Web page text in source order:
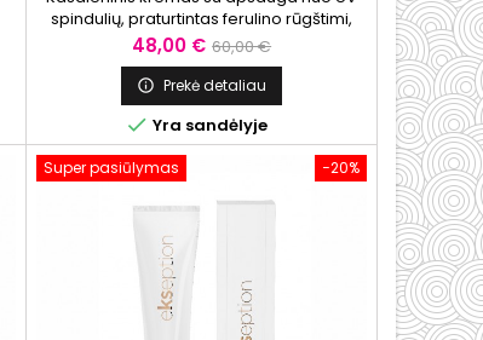
spindulių, praturtintas ferulino rūgštimi,
vitaminu E ir Helioguard 365. Kremo
formulė "vanduo aliejuje" sukuria ilgai
išliekančią, orui pralaidžią ir atsparią
prakaitavimui plėvelę, kuri padeda
kondicionuoti odą ir tinka kaip pagrindas
dekoratyvinei kosmetikai. Šis kremas
prisideda prie apsaugos nuo UVA ir UVB...
Kaina
48,00 € Bazinė
kaina
60,00 €
 Prekė detaliau
 Yra sandėlyje
−20%
Super pasiūlymas